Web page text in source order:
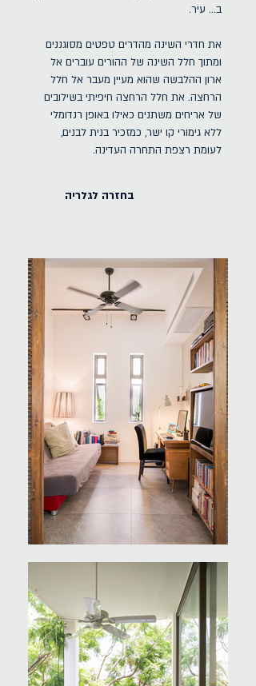
ב... עיר.
את חדרי השינה מהדרים טפטים מסוגננים
ומתוך חלל השינה של ההורים עוברים אל
ארון ההלבשה שהוא מעיין מעבר אל חלל
הרחצה. את חלל הרחצה חיפיתי בשילובים
של אריחים משתנים כאילו באופן רנדומלי
ללא גימורי קו ישר, כמזכיר בנית לבנים,
לעומת רצפת התחרה העדינה.
בחזרה לגלריה